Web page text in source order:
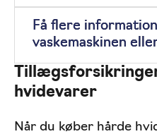
Få flere
vaskemaskinen
hvidevarer
Når du køber hårde